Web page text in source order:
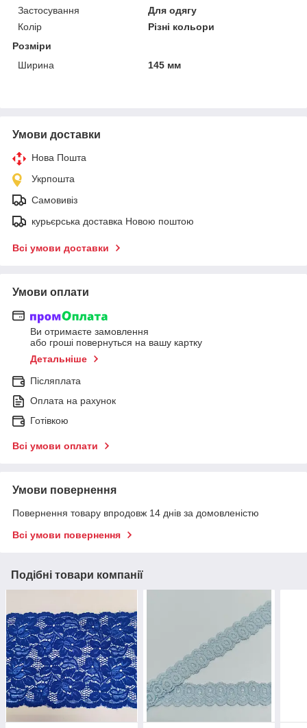
Застосування
Для одягу
Колір
Різні кольори
Розміри
Ширина
145 мм
Умови доставки
Нова Пошта
Укрпошта
Самовивіз
курьєрська доставка Новою поштою
Всі умови доставки
Умови оплати
Ви отримаєте замовлення
або гроші повернуться на вашу картку
Детальніше
Післяплата
Оплата на рахунок
Готівкою
Всі умови оплати
Умови повернення
Повернення товару впродовж 14 днів за домовленістю
Всі умови повернення
Подібні товари компанії